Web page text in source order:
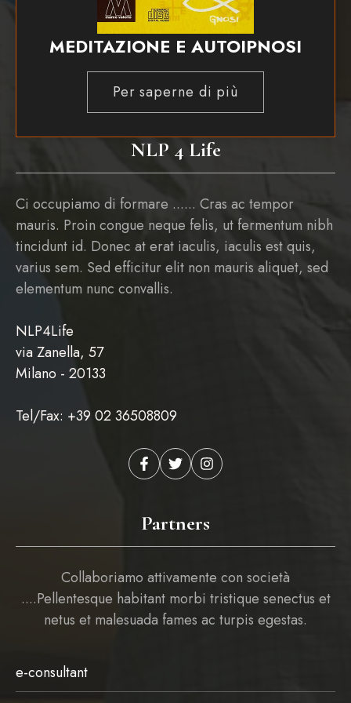
NLP 4 Life
Ci occupiamo di formare ...... Cras ac tempor
mauris. Proin congue neque felis, ut fermentum nibh
tincidunt id. Donec at erat iaculis, iaculis est quis,
varius sem. Sed efficitur elit non mauris aliquet, sed
elementum nunc convallis.
NLP4Life
via Zanella, 57
Milano - 20133
Tel/Fax: +39 02 36508809
MEDITAZIONE E AUTOIPNOSI
Per saperne di più
Partners
Collaboriamo attivamente con società
....Pellentesque habitant morbi tristique senectus et
netus et malesuada fames ac turpis egestas.
e-consultant